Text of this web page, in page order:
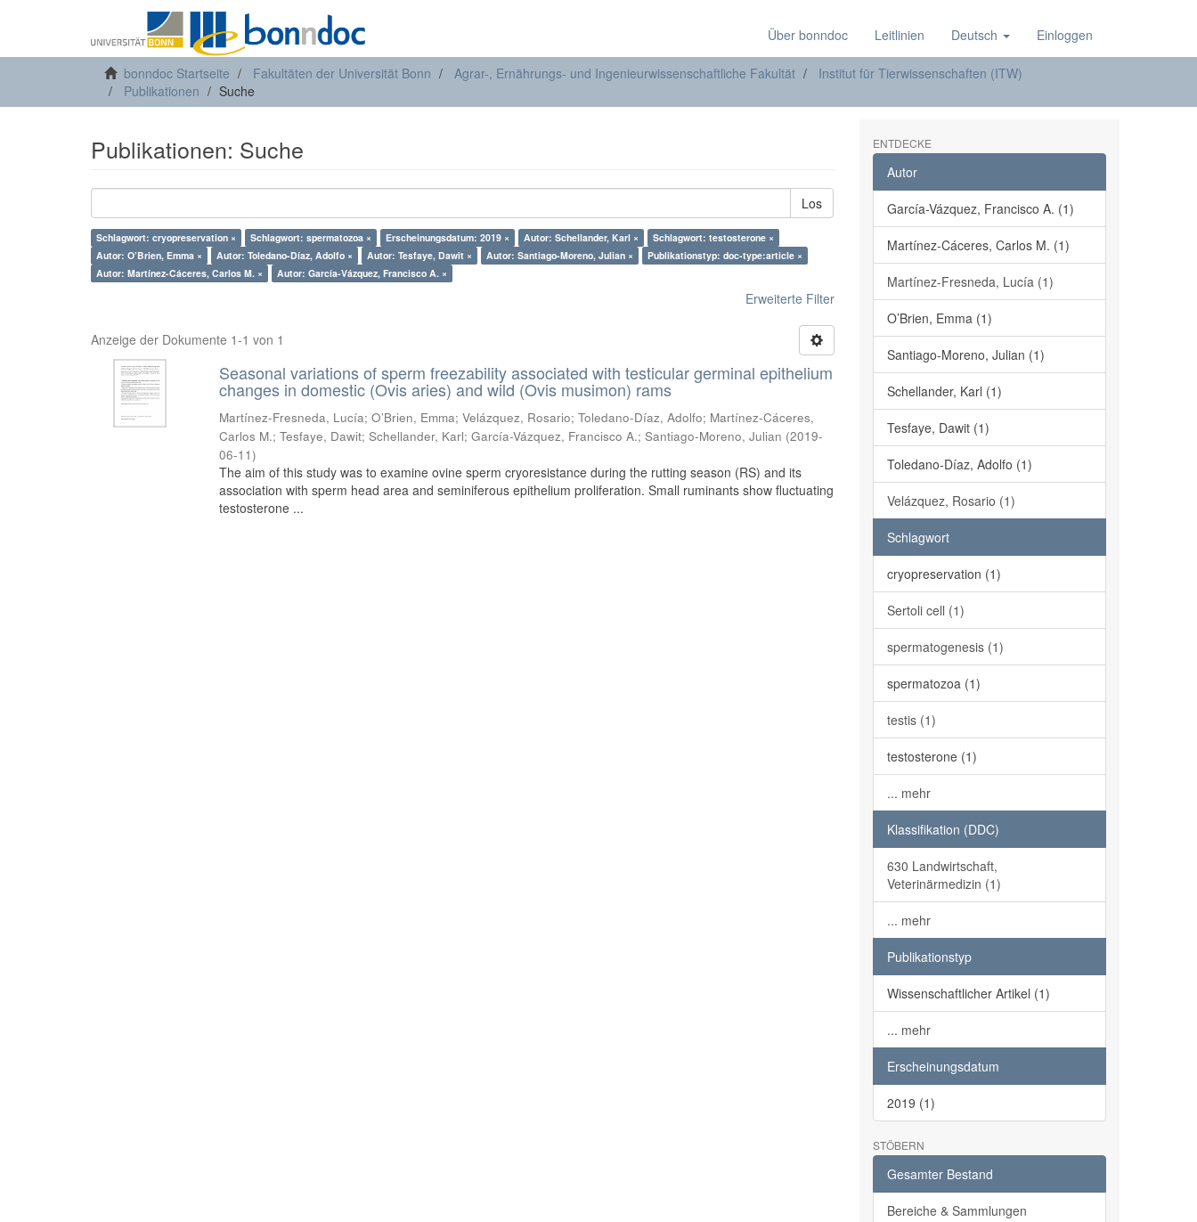
Über bonndoc Leitlinien Deutsch Einloggen
bonndoc Startseite Fakultäten der Universität Bonn Agrar-, Ernährungs- und Ingenieurwissenschaftliche Fakultät
Institut für Tierwissenschaften (ITW)
Publikationen
Suche
Publikationen: Suche
Los
Schlagwort: cryopreservation × Schlagwort: spermatozoa × Erscheinungsdatum: 2019 × Autor: Schellander, Karl ×
Schlagwort: testosterone ×
Autor: O’Brien, Emma ×
Autor: Toledano-Díaz, Adolfo × Autor: Tesfaye, Dawit × Autor: Santiago-Moreno, Julian ×
Publikationstyp: doc-type:article ×
Autor: Martínez-Cáceres, Carlos M. ×
Autor: García-Vázquez, Francisco A. ×
Erweiterte Filter
Anzeige der Dokumente 1-1 von 1
Seasonal variations of sperm freezability associated with testicular germinal epithelium
changes in domestic (Ovis aries) and wild (Ovis musimon) rams
Martínez-Fresneda, Lucía;O’Brien, Emma;Velázquez, Rosario;Toledano-Díaz, Adolfo; Martínez-Cáceres,
Carlos M.;Tesfaye, Dawit;Schellander, Karl;García-Vázquez, Francisco A.;Santiago-Moreno, Julian (2019-
06-11)
The aim of this study was to examine ovine sperm cryoresistance during the rutting season (RS) and its
association with sperm head area and seminiferous epithelium proliferation. Small ruminants show fluctuating
testosterone ...
ENTDECKE
Autor
García-Vázquez, Francisco A. (1)
Martínez-Cáceres, Carlos M. (1)
Martínez-Fresneda, Lucía (1)
O’Brien, Emma (1)
Santiago-Moreno, Julian (1)
Schellander, Karl (1)
Tesfaye, Dawit (1)
Toledano-Díaz, Adolfo (1)
Velázquez, Rosario (1)
Schlagwort
cryopreservation (1)
Sertoli cell (1)
spermatogenesis (1)
spermatozoa (1)
testis (1)
testosterone (1)
... mehr
Klassifikation (DDC)
630 Landwirtschaft,
Veterinärmedizin (1)
... mehr
Publikationstyp
Wissenschaftlicher Artikel (1)
... mehr
Erscheinungsdatum
2019 (1)
STÖBERN
Gesamter Bestand
Bereiche & Sammlungen